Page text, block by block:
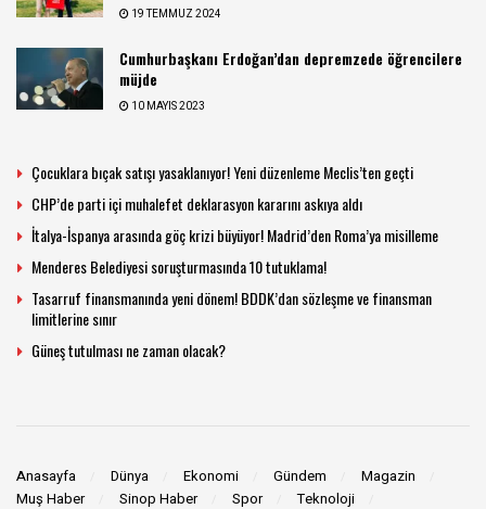
19 TEMMUZ 2024
Cumhurbaşkanı Erdoğan’dan depremzede öğrencilere
müjde
10 MAYIS 2023
Çocuklara bıçak satışı yasaklanıyor! Yeni düzenleme Meclis’ten geçti
CHP’de parti içi muhalefet deklarasyon kararını askıya aldı
İtalya-İspanya arasında göç krizi büyüyor! Madrid’den Roma’ya misilleme
Menderes Belediyesi soruşturmasında 10 tutuklama!
Tasarruf finansmanında yeni dönem! BDDK’dan sözleşme ve finansman
limitlerine sınır
Güneş tutulması ne zaman olacak?
Anasayfa Dünya Ekonomi Gündem
Magazin
Muş Haber
Sinop Haber Spor Teknoloji